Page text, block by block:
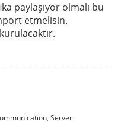
paylaşıyor olmalı bu
etmelisin.
Server